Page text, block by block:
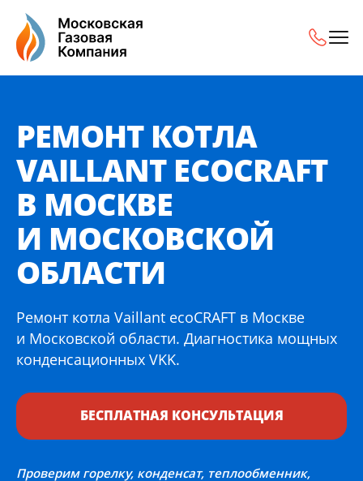
РЕМОНТ КОТЛА
VAILLANT ECOCRAFT
В МОСКВЕ
И МОСКОВСКОЙ
ОБЛАСТИ
Ремонт котла Vaillant ecoCRAFT в Москве
и Московской области. Диагностика мощных
конденсационных VKK.
БЕСПЛАТНАЯ КОНСУЛЬТАЦИЯ
Проверим горелку, конденсат, теплообменник,